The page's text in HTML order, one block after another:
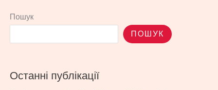
Пошук
ПОШУК
Останні публікації